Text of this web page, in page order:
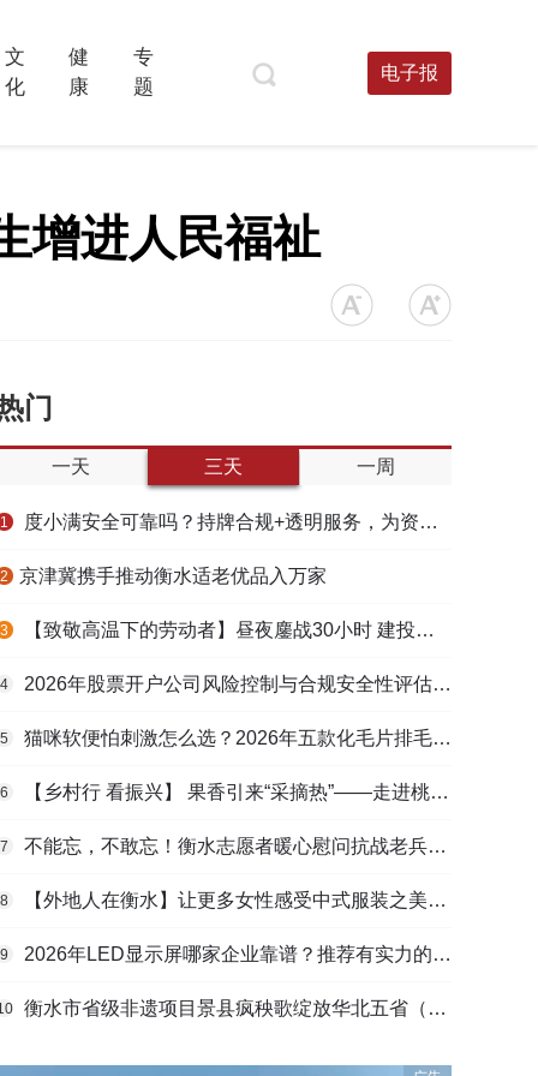
文
化
健
康
专
题
电子报
增进人民福祉
门
一天 三天 一周
1 度小满安全可靠吗？持牌合规+透明服务，为资金周转筑牢多重保障
2 ​京津冀携手推动衡水适老优品入万家
3 【致敬高温下的劳动者】昼夜鏖战30小时 建投衡水水务紧急抢修保民生用水
4 2026年股票开户公司风险控制与合规安全性评估：投资者保护机制哪家靠谱？
5 猫咪软便怕刺激怎么选？2026年五款化毛片排毛护肠避坑指南
6 【乡村行 看振兴】 果香引来“采摘热”——走进桃城区贾家庄村
7 不能忘，不敢忘！衡水志愿者暖心慰问抗战老兵和老党员
8 【外地人在衡水】让更多女性感受中式服装之美——山东人蒋静静的在衡创业路
9 2026年LED显示屏哪家企业靠谱？推荐有实力的LED显示屏工程服务商
衡水市省级非遗项目景县疯秧歌绽放华北五省（区）市舞蹈大赛舞台